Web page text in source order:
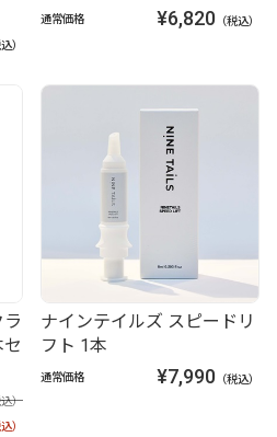
）
通常価格 ¥6,820 （税込）
）
）
ナインテイルズ スピードリ
フト 1本
通常価格 ¥7,990 （税込）